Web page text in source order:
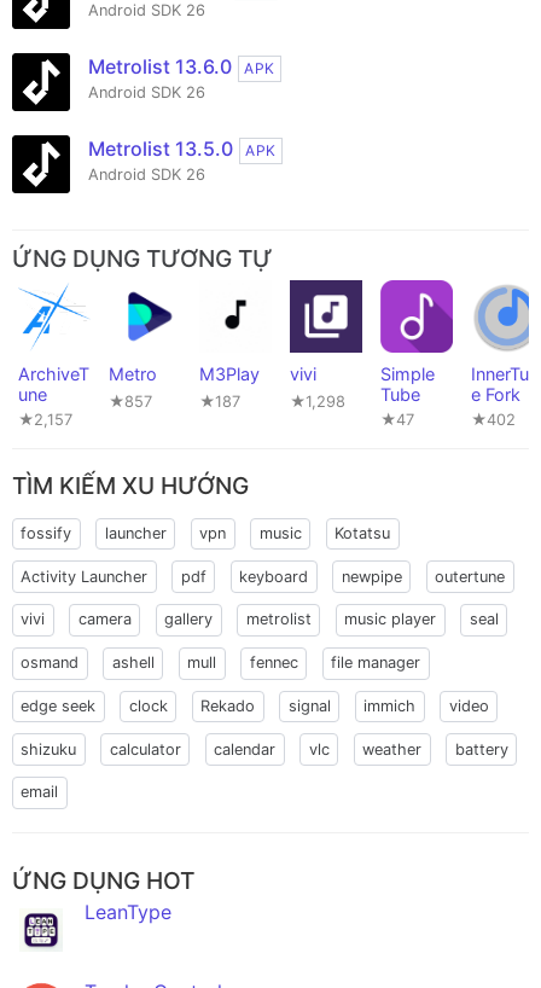
Android SDK 26
Metrolist 13.6.0
APK
Android SDK 26
Metrolist 13.5.0
APK
Android SDK 26
ỨNG DỤNG TƯƠNG TỰ
ArchiveT
une
★2,157
Metro
★857
M3Play
★187
vivi
★1,298
Simple
Tube
★47
InnerTun
e Fork
★402
TÌM KIẾM XU HƯỚNG
fossify launcher vpn music Kotatsu
Activity Launcher pdf keyboard newpipe outertune
vivi camera gallery metrolist music player seal
osmand ashell mull fennec file manager
edge seek clock Rekado signal immich video
shizuku calculator calendar vlc weather battery
email
ỨNG DỤNG HOT
LeanType